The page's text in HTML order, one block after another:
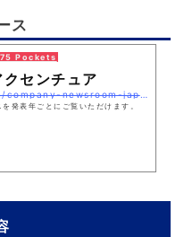
ス
Pockets
センチュア
https://www.accenture.com/jp-ja/company-newsroom-japan
発表年ごとにご覧いただけます。